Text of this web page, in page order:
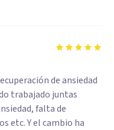
de ansiedad
trabajado juntas
falta de
etc. Y el cambio ha